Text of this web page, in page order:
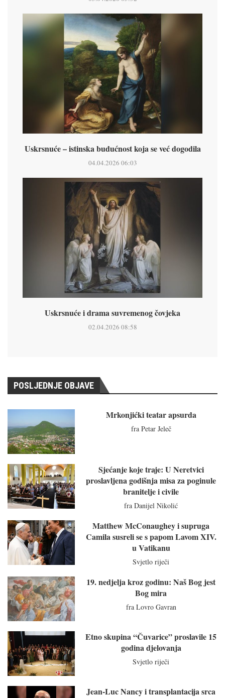
Uskrsnuće – istinska budućnost koja se već dogodila
04.04.2026 06:03
Uskrsnuće i drama suvremenog čovjeka
02.04.2026 08:58
POSLJEDNJE OBJAVE
Mrkonjićki teatar apsurda
fra Petar Jeleč
Sjećanje koje traje: U Neretvici
proslavljena godišnja misa za poginule
branitelje i civile
fra Danijel Nikolić
Matthew McConaughey i supruga
Camila susreli se s papom Lavom XIV.
u Vatikanu
Svjetlo riječi
19. nedjelja kroz godinu: Naš Bog jest
Bog mira
fra Lovro Gavran
Etno skupina “Čuvarice” proslavile 15
godina djelovanja
Svjetlo riječi
Jean-Luc Nancy i transplantacija srca